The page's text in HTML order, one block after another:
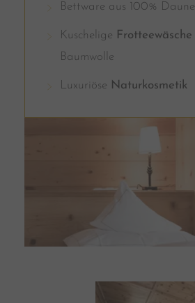
Bettware aus 100% Daune
Kuschelige Frotteewäsche
Baumwolle
Luxuriöse Naturkosmetik